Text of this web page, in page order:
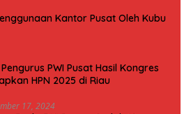
Kantor Pusat Oleh Kubu
PWI Pusat Hasil Kongres
HPN 2025 di Riau
17, 2024